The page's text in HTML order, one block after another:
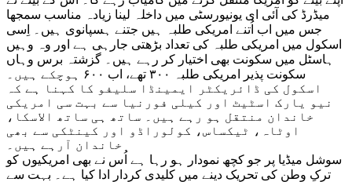
میڈرڈ کی آئی ای یونیورسٹی میں داخلہ لینا زیادہ مناسب سمجھا
جس میں اب اُتنے امریکی طلبہ ہیں جتنے ہسپانوی ہیں۔ اِسی
اسکول میں امریکی طلبہ کی تعداد بڑھتی جارہی ہے اور وہ وہیں
ہاسٹل میں سکونت بھی اختیار کر رہے ہیں۔ گزشتہ برس وہاں
سکونت پذیر امریکی طلبہ ۳۰۰ تھے، اب ۶۰۰ ہوچکے ہیں۔
اسکول کی ڈائریکٹر ایمینڈا سلیفو کا کہنا ہے کہ
نیو یارک اسٹیٹ اور کیلی فورنیا سے بہت سی امریکی
خاندان منتقل ہو رہے ہیں۔ ساتھ ہی ساتھ الاسکا،
اوٹاہ، ٹیکساس، کولوراڈو اور کینٹکی سے بھی
خاندان آرہے ہیں۔
سوشل میڈیا پر جو کچھ نمودار ہو رہا ہے اُس نے بھی امریکیوں کو
ترکِ وطن کی تحریک دینے میں کلیدی کردار ادا کیا ہے۔ بہت سے